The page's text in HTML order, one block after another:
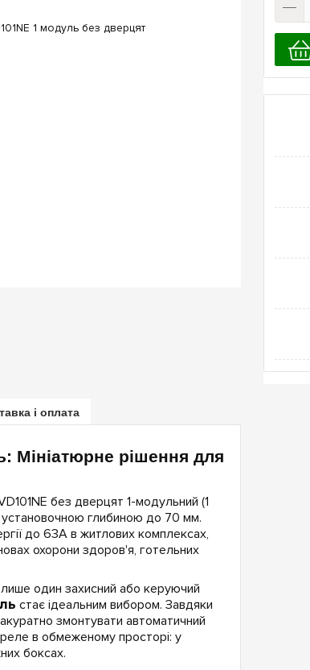
і оплата
Мініатюрне рішення для
без дверцят 1-модульний (1
глибиною до 70 мм.
до 63А в житлових комплексах,
охорони здоров'я, готельних
один захисний або керуючий
стає ідеальним вибором. Завдяки
змонтувати автоматичний
в обмеженому просторі: у
боксах.